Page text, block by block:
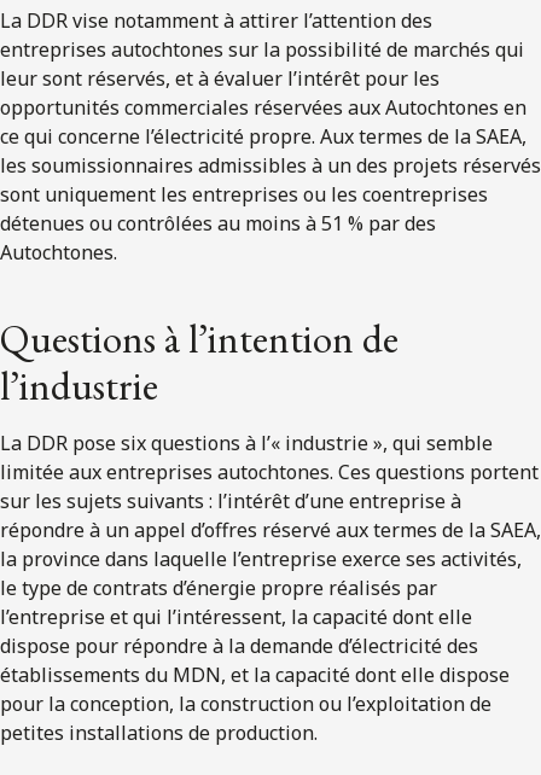
La DDR vise notamment à attirer l’attention des
entreprises autochtones sur la possibilité de marchés qui
leur sont réservés, et à évaluer l’intérêt pour les
opportunités commerciales réservées aux Autochtones en
ce qui concerne l’électricité propre. Aux termes de la SAEA,
les soumissionnaires admissibles à un des projets réservés
sont uniquement les entreprises ou les coentreprises
détenues ou contrôlées au moins à 51 % par des
Autochtones.
Questions à l’intention de
l’industrie
La DDR pose six questions à l’« industrie », qui semble
limitée aux entreprises autochtones. Ces questions portent
sur les sujets suivants : l’intérêt d’une entreprise à
répondre à un appel d’offres réservé aux termes de la SAEA,
la province dans laquelle l’entreprise exerce ses activités,
le type de contrats d’énergie propre réalisés par
l’entreprise et qui l’intéressent, la capacité dont elle
dispose pour répondre à la demande d’électricité des
établissements du MDN, et la capacité dont elle dispose
pour la conception, la construction ou l’exploitation de
petites installations de production.